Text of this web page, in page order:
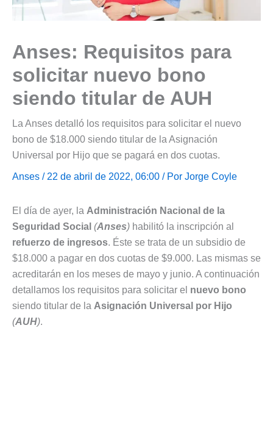
Anses: Requisitos para
solicitar nuevo bono
siendo titular de AUH
La Anses detalló los requisitos para solicitar el nuevo
bono de $18.000 siendo titular de la Asignación
Universal por Hijo que se pagará en dos cuotas.
Anses / 22 de abril de 2022, 06:00 / Por Jorge Coyle
El día de ayer, la Administración Nacional de la
Seguridad Social (Anses) habilitó la inscripción al
refuerzo de ingresos. Éste se trata de un subsidio de
$18.000 a pagar en dos cuotas de $9.000. Las mismas se
acreditarán en los meses de mayo y junio. A continuación
detallamos los requisitos para solicitar el nuevo bono
siendo titular de la Asignación Universal por Hijo
(AUH).